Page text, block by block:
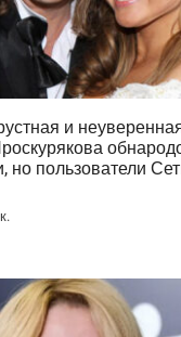
и
но пользователи